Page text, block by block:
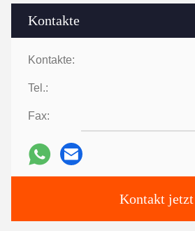
Kontakte
Kontakte:
Tel.:
Fax:
Kontakt jetzt